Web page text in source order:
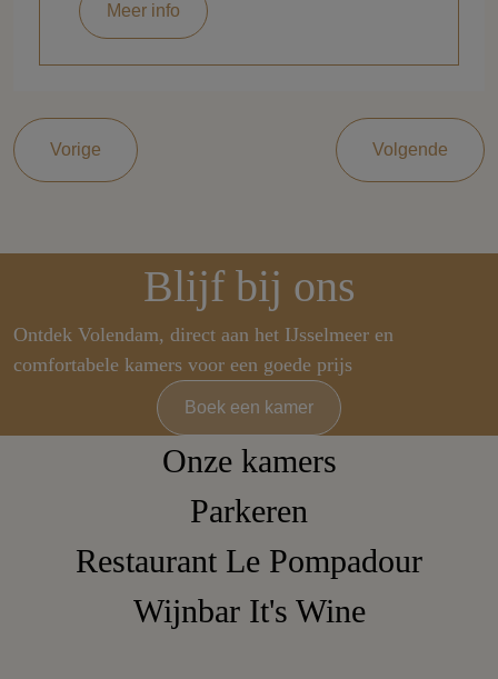
Meer info
Vorige Volgende
Onze kamers
Parkeren
Restaurant Le Pompadour
Wijnbar It's Wine
Blijf bij ons
Ontdek Volendam, direct aan het IJsselmeer en
comfortabele kamers voor een goede prijs
Boek een kamer